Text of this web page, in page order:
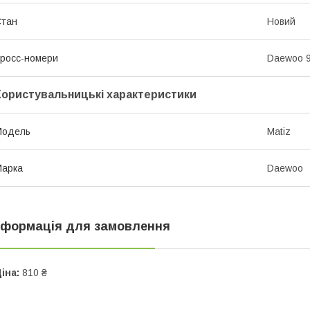
Новий
номери Daewoo
характеристики
Matiz
Daewoo
для замовлення
810 ₴